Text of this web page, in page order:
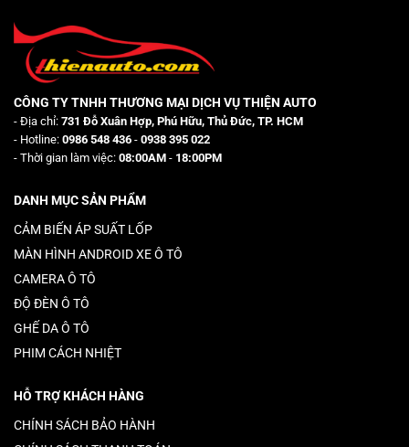
CÔNG TY TNHH THƯƠNG MẠI DỊCH VỤ THIỆN AUTO
- Địa chỉ: 731 Đỗ Xuân Hợp, Phú Hữu, Thủ Đức, TP. HCM
- Hotline: 0986 548 436 - 0938 395 022
- Thời gian làm việc: 08:00AM - 18:00PM
DANH MỤC SẢN PHẨM
CẢM BIẾN ÁP SUẤT LỐP
MÀN HÌNH ANDROID XE Ô TÔ
CAMERA Ô TÔ
ĐỘ ĐÈN Ô TÔ
GHẾ DA Ô TÔ
PHIM CÁCH NHIỆT
HỖ TRỢ KHÁCH HÀNG
CHÍNH SÁCH BẢO HÀNH